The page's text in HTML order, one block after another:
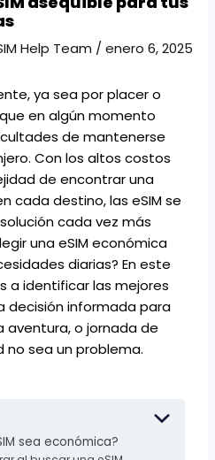
Help Team /enero 6, 2025
ya sea por placer o
en algún momento
de mantenerse
Con los altos costos
de encontrar una
cada destino, las eSIM se
cada vez más
una eSIM económica
diarias? En este
a identificar las mejores
decisión informada para
aventura, o jornada de
sea un problema.
sea económica?